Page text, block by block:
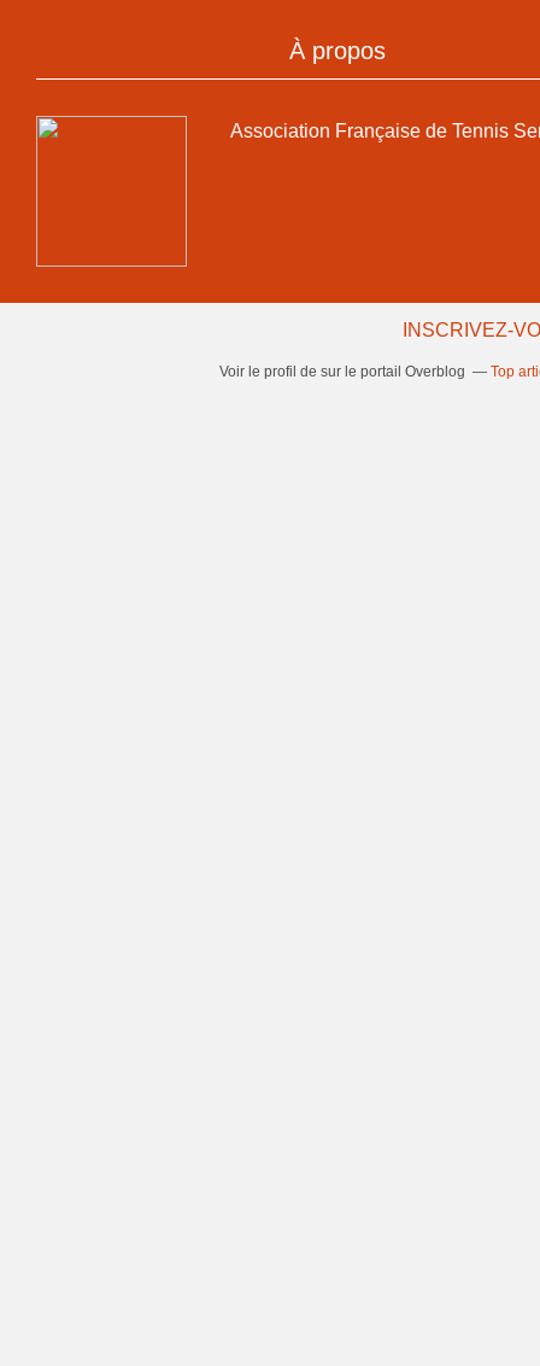
À propos
Association Française de Tennis
INSCRIVEZ-
Voir le profil de sur le portail Overblog Top